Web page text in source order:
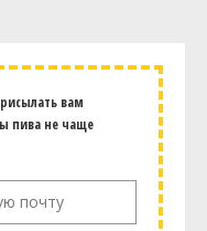
вам
пива не чаще